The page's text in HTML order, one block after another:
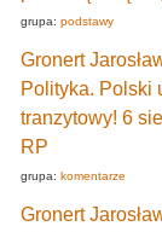
grupa: podstawy
Gronert
Polityka. Polski
tranzytowy! 6
RP
grupa: komentarze
Gronert